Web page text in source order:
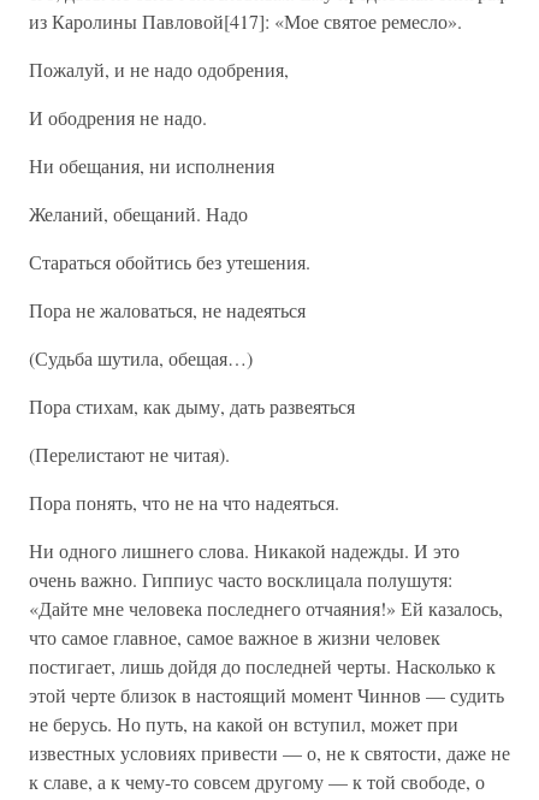
из Каролины Павловой[417]: «Мое святое ремесло».
Пожалуй, и не надо одобрения,
И ободрения не надо.
Ни обещания, ни исполнения
Желаний, обещаний. Надо
Стараться обойтись без утешения.
Пора не жаловаться, не надеяться
(Судьба шутила, обещая…)
Пора стихам, как дыму, дать развеяться
(Перелистают не читая).
Пора понять, что не на что надеяться.
Ни одного лишнего слова. Никакой надежды. И это
очень важно. Гиппиус часто восклицала полушутя:
«Дайте мне человека последнего отчаяния!» Ей казалось,
что самое главное, самое важное в жизни человек
постигает, лишь дойдя до последней черты. Насколько к
этой черте близок в настоящий момент Чиннов — судить
не берусь. Но путь, на какой он вступил, может при
известных условиях привести — о, не к святости, даже не
к славе, а к чему-то совсем другому — к той свободе, о